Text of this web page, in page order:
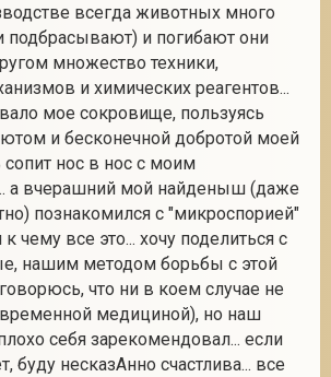
всегда животных много
и погибают они
множество техники,
и химических реагентов...
мое сокровище, пользуясь
и бесконечной добротой моей
сопит нос в нос с моим
а вчерашний мой найденыш (даже
познакомился с "микроспорией"
к чему все это... хочу поделиться с
нашим методом борьбы с этой
что ни в коем случае не
медициной), но наш
себя зарекомендовал... если
буду несказАнно счастлива... все